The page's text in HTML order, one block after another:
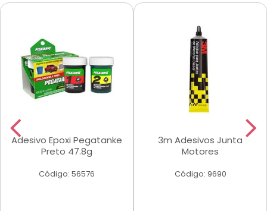
Adesivo Epoxi Pegatanke
Preto 47.8g
Código: 56576
3m Adesivos Junta
Motores
Código: 9690